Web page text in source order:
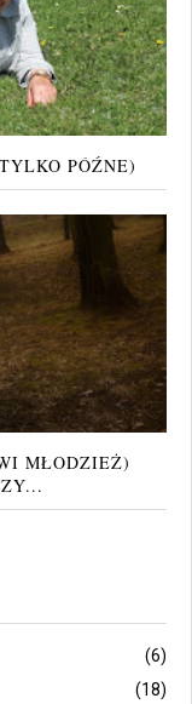
PÓŹNE)
MŁODZIEŻ)
(6)
(18)